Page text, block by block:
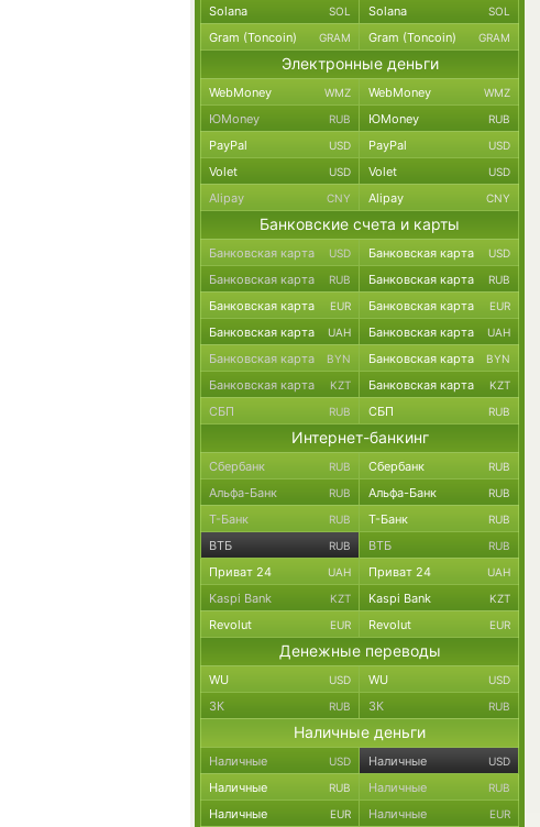
Solana SOL Solana SOL
Gram (Toncoin) GRAM Gram (Toncoin) GRAM
Электронные деньги
WebMoney WMZ WebMoney WMZ
ЮMoney RUB ЮMoney RUB
PayPal USD PayPal USD
Volet USD Volet USD
Alipay CNY Alipay CNY
Банковские счета и карты
Банковская карта USD Банковская карта USD
Банковская карта RUB Банковская карта RUB
Банковская карта EUR Банковская карта EUR
Банковская карта UAH Банковская карта UAH
Банковская карта BYN Банковская карта BYN
Банковская карта KZT Банковская карта KZT
СБП RUB СБП RUB
Интернет-банкинг
Сбербанк RUB Сбербанк RUB
Альфа-Банк RUB Альфа-Банк RUB
Т-Банк RUB Т-Банк RUB
ВТБ RUB ВТБ RUB
Приват 24 UAH Приват 24 UAH
Kaspi Bank KZT Kaspi Bank KZT
Revolut EUR Revolut EUR
Денежные переводы
WU USD WU USD
ЗК RUB ЗК RUB
Наличные деньги
Наличные USD Наличные USD
Наличные RUB Наличные RUB
Наличные EUR Наличные EUR